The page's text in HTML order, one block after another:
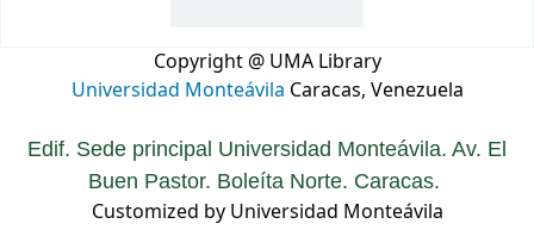
Copyright @ UMA Library
Universidad Monteávila Caracas, Venezuela
Edif. Sede principal Universidad Monteávila. Av. El
Buen Pastor. Boleíta Norte. Caracas.
Customized by Universidad Monteávila